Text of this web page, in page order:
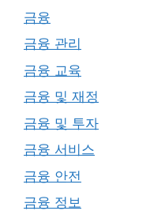
금융
금융 관리
금융 교육
금융 및 재정
금융 및 투자
금융 서비스
금융 안전
금융 정보